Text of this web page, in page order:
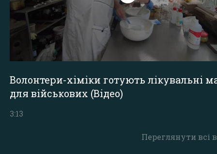
Переглянути всі
Волонтери-хіміки готують лікувальні
для військових (Відео)
3:13